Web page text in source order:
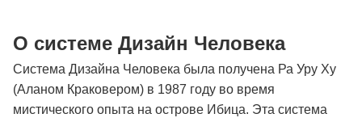
О системе Дизайн Человека
Система Дизайна Человека была получена Ра Уру Ху
(Аланом Краковером) в 1987 году во время
мистического опыта на острове Ибица. Эта система